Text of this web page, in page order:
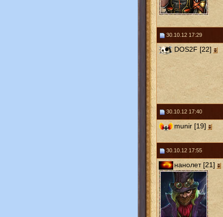
30.10.12 17:29
DOS2F [22]
30.10.12 17:40
munir [19]
30.10.12 17:55
нанолет [21]